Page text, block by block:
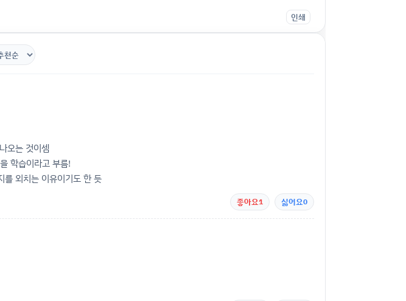
인쇄
오는 것이셈
학습이라고 부름!
를 외치는 이유이기도 한 듯
좋아요1 싫어요0